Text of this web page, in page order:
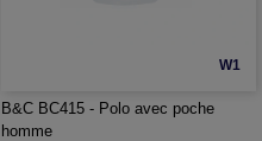
W1
B&C BC415 - Polo avec poche
homme